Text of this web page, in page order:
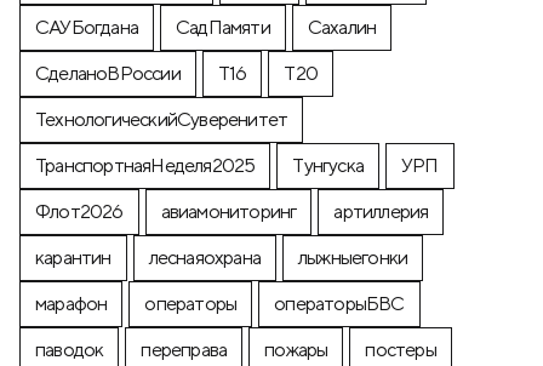
САУБогдана СадПамяти
Сахалин
СделаноВРоссии
Т16
Т20
ТехнологическийСуверенитет
ТранспортнаяНеделя2025
Тунгуска
УРП
Флот2026
авиамониторинг
артиллерия
карантин
леснаяохрана
лыжныегонки
марафон
операторы
операторыБВС
паводок
переправа пожары
постеры